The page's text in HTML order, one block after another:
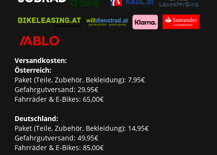
Versandkosten:
Österreich:
Paket (Teile, Zubehör, Bekleidung): 7,95€
Gefahrgutversand: 29,95€
Fahrräder & E-Bikes: 65,00€
Deutschland:
Paket (Teile, Zubehör, Bekleidung): 14,95€
Gefahrgutversand: 49,95€
Fahrräder & E-Bikes: 85,00€